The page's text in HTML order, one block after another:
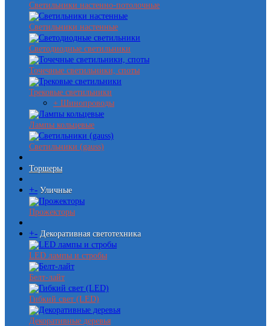
Светильники настенно-потолочные
Светильники настенные
Светодиодные светильники
Точечные светильники, споты
Трековые светильники
+ Шинопроводы
Лампы кольцевые
Светильники (gauss)
Торшеры
+- Уличные
Прожекторы
+- Декоративная светотехника
LED лампы и стробы
Белт-лайт
Гибкий свет (LED)
Декоративные деревья